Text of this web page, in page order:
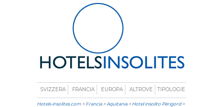
SVIZZERA FRANCIA EUROPA ALTROVE TIPOLOGIE
Hotels-insolites.com >Francia>Aquitania>Hotel insolito Périgord>